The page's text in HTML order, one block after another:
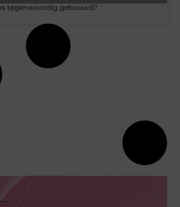
tegenwoordig gebouwd?